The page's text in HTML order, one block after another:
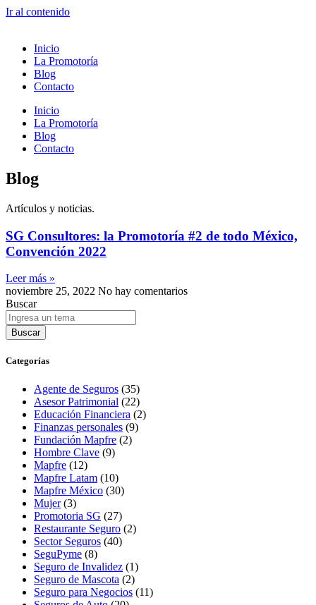
Ir al contenido
Inicio
La Promotoría
Blog
Contacto
Inicio
La Promotoría
Blog
Contacto
Blog
Artículos y noticias.
SG Consultores: la Promotoría #2 de todo México,
Convención 2022
Leer más »
noviembre 25, 2022 No hay comentarios
Buscar
Buscar
Categorías
Agente de Seguros (35)
Asesor Patrimonial (22)
Educación Financiera (2)
Finanzas personales (9)
Fundación Mapfre (2)
Hombre Clave (9)
Mapfre (12)
Mapfre Latam (10)
Mapfre México (30)
Mujer(3)
Promotoria SG (27)
Restaurante Seguro (2)
Sector Seguros (40)
SeguPyme (8)
Seguro de Invalidez (1)
Seguro de Mascota (2)
Seguro para Negocios (11)